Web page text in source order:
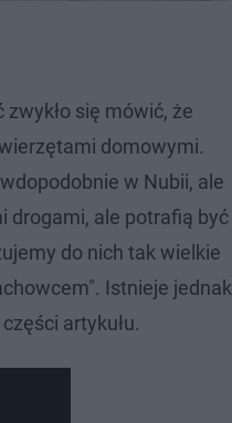
się mówić, że
domowymi.
w Nubii, ale
drogami, ale potrafią być
do nich tak wielkie
Istnieje jednak
artykułu.